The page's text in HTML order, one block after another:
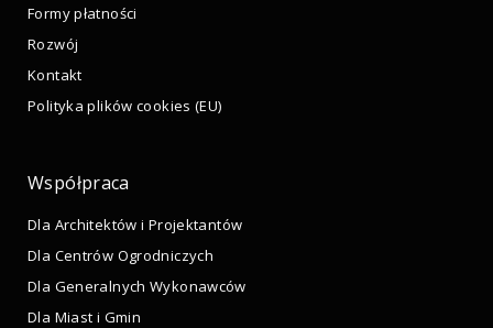
Formy płatności
Rozwój
Kontakt
Polityka plików cookies (EU)
Współpraca
Dla Architektów i Projektantów
Dla Centrów Ogrodniczych
Dla Generalnych Wykonawców
Dla Miast i Gmin